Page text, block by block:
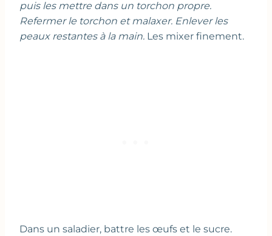
puis les mettre dans un torchon propre.
Refermer le torchon et malaxer. Enlever les
peaux restantes à la main. Les mixer finement.
Dans un saladier, battre les œufs et le sucre.